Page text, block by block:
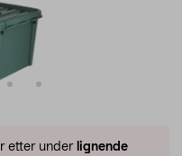
etter under lignende